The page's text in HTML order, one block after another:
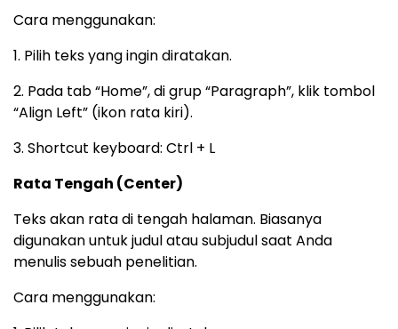
Cara menggunakan:
1. Pilih teks yang ingin diratakan.
2. Pada tab “Home”, di grup “Paragraph”, klik tombol
“Align Left” (ikon rata kiri).
3. Shortcut keyboard: Ctrl + L
Rata Tengah (Center)
Teks akan rata di tengah halaman. Biasanya
digunakan untuk judul atau subjudul saat Anda
menulis sebuah penelitian.
Cara menggunakan: